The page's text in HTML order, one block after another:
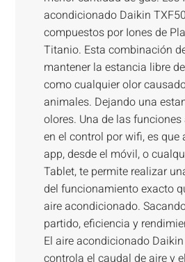
acondicionado Daikin
compuestos por Iones de
Titanio. Esta combinación
mantener la estancia libre
como cualquier olor
animales. Dejando una
olores. Una de las
en el control por wifi, es que
app, desde el móvil, o
Tablet, te permite realizar
del funcionamiento exacto
aire acondicionado.
partido, eficiencia y
El aire acondicionado
controla el caudal de aire y